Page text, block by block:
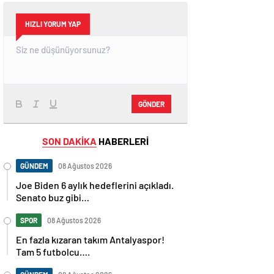
HIZLI YORUM YAP
GÖNDER
SON DAKİKA HABERLERİ
GÜNDEM 08 Ağustos 2026
Joe Biden 6 aylık hedeflerini açıkladı.
Senato buz gibi…
SPOR 08 Ağustos 2026
En fazla kızaran takım Antalyaspor!
Tam 5 futbolcu….